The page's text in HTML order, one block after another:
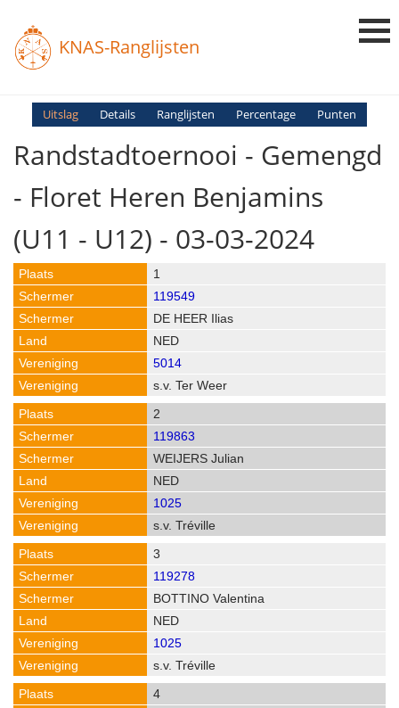
KNAS-Ranglijsten
Login
Uitslagen
Uitslag Details Ranglijsten Percentage Punten
Randstadtoernooi - Gemengd
- Floret Heren Benjamins
(U11 - U12) - 03-03-2024
1
119549
DE HEER Ilias
NED
5014
s.v. Ter Weer
2
119863
WEIJERS Julian
NED
1025
s.v. Tréville
3
119278
BOTTINO Valentina
NED
1025
s.v. Tréville
4